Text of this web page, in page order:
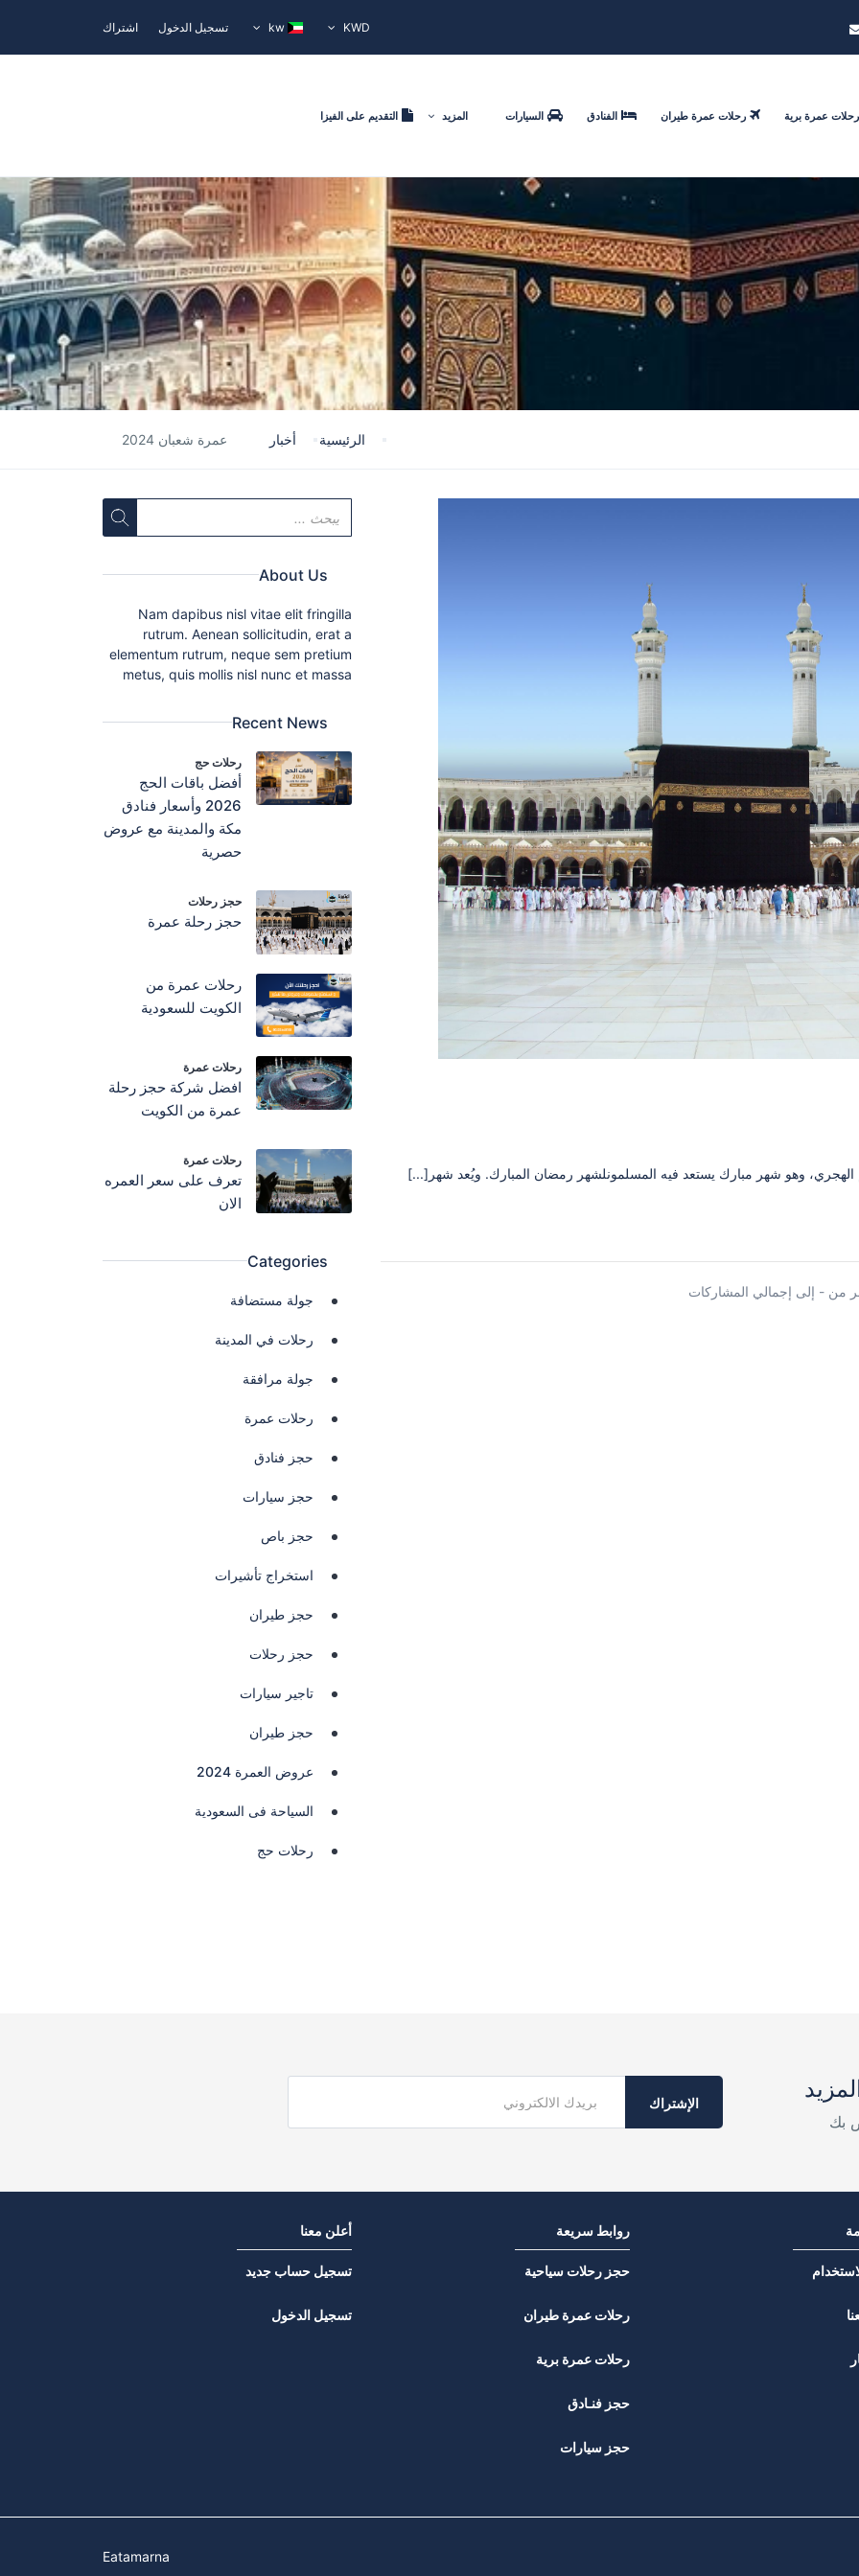
KWD تسجيل الدخول اشتراك
رحلات عمرة برية رحلات عمرة طيران الفنادق السيارات المزيد التقديم على الفيزا
الرئيسية أخبار عمرة شعبان 2024
من - إلى إجمالي المشاركات
About Us
Nam dapibus nisl vitae elit fringilla
rutrum. Aenean sollicitudin, erat a
elementum rutrum, neque sem pretium
metus, quis mollis nisl nunc et massa
Recent News
رحلات حج
أفضل باقات الحج
2026 وأسعار فنادق
مكة والمدينة مع عروض
حصرية
حجز رحلات
حجز رحلة عمرة
رحلات عمرة من
الكويت للسعودية
رحلات عمرة
افضل شركة حجز رحلة
عمرة من الكويت
رحلات عمرة
تعرف على سعر العمره
الان
Categories
جولة مستضافة
رحلات في المدينة
جولة مرافقة
رحلات عمرة
حجز فنادق
حجز سيارات
حجز باص
استخراج تأشيرات
حجز طيران
حجز رحلات
تاجير سيارات
حجز طيران
عروض العمرة 2024
السياحة فى السعودية
رحلات حج
بك
الإشتراك
روابط سريعة
حجز رحلات سياحية
رحلات عمرة طيران
رحلات عمرة برية
حجز فنـادق
حجز سيارات
أعلن معنا
تسجيل حساب جديد
تسجيل الدخول
Eatamarna